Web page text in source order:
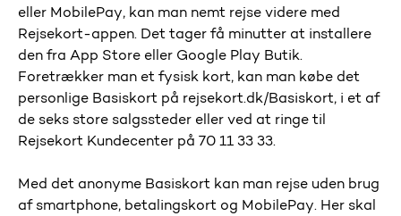
eller MobilePay, kan man nemt rejse videre med
Rejsekort-appen. Det tager få minutter at installere
den fra App Store eller Google Play Butik.
Foretrækker man et fysisk kort, kan man købe det
personlige Basiskort på rejsekort.dk/Basiskort, i et af
de seks store salgssteder eller ved at ringe til
Rejsekort Kundecenter på 70 11 33 33.
Med det anonyme Basiskort kan man rejse uden brug
af smartphone, betalingskort og MobilePay. Her skal